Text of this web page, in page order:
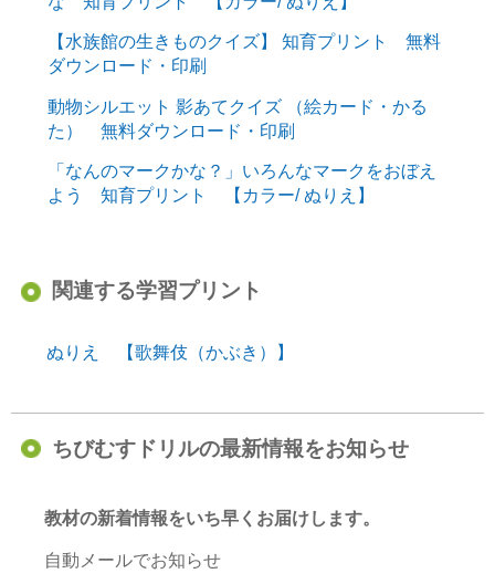
【水族館の生きものクイズ】 知育プリント 無料
ダウンロード・印刷
動物シルエット 影あてクイズ （絵カード・かる
た） 無料ダウンロード・印刷
「なんのマークかな？」いろんなマークをおぼえ
よう 知育プリント 【カラー/ ぬりえ】
関連する学習プリント
ぬりえ 【歌舞伎（かぶき）】
ちびむすドリルの最新情報をお知らせ
教材の新着情報をいち早くお届けします。
自動メールでお知らせ